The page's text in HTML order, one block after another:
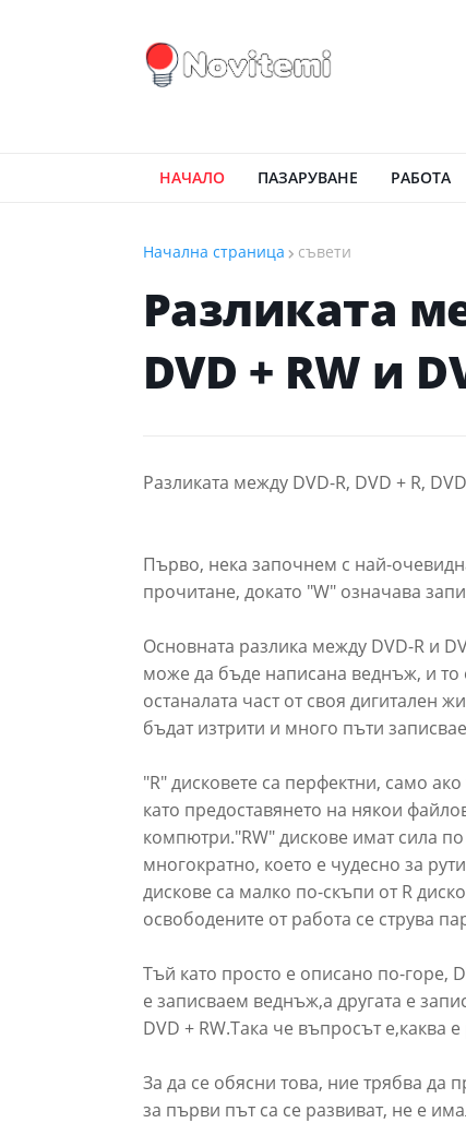
НАЧАЛО ПАЗАРУВАНЕ РАБОТА
Начална страница съвети
Разликата
DVD + RW и
Разликата между DVD-R, DVD + R,
Първо, нека започнем с най-
прочитане, докато "W" означава
Основната разлика между DVD-R и
може да бъде написана веднъж, и то
останалата част от своя дигитален
бъдат изтрити и много пъти
"R" дисковете са перфектни, само
като предоставянето на някои
компютри."RW" дискове имат сила
многократно, което е чудесно за
дискове са малко по-скъпи от R
освободените от работа се струва
Тъй като просто е описано по-горе,
е записваем веднъж,а другата е
DVD + RW.Така че въпросът е,каква
За да се обясни това, ние трябва да
за първи път са се развиват, не е